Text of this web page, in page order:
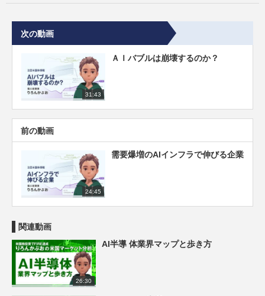
次の動画
31:43
ＡＩバブルは崩壊するのか？
前の動画
24:45
需要爆増のAIインフラで伸びる企業
関連動画
26:30
AI半導 体業界マップと歩き方